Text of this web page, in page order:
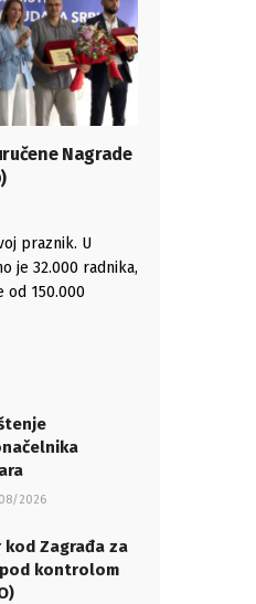
Nagrade
praznik. U
je 32.000 radnika,
od 150.000
2026
kod Zagrađa za
kontrolom